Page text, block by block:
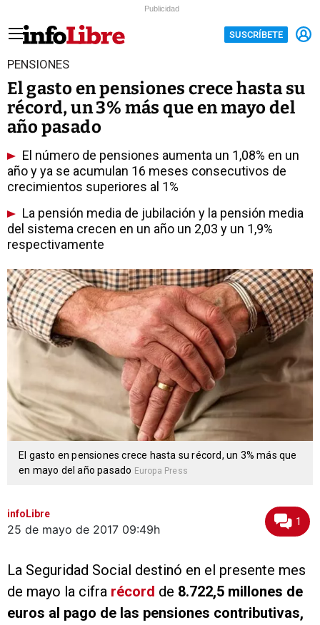
Publicidad
SUSCRÍBETE
PENSIONES
El gasto en pensiones crece hasta su
récord, un 3% más que en mayo del
año pasado
El número de pensiones aumenta un 1,08% en un
año y ya se acumulan 16 meses consecutivos de
crecimientos superiores al 1%
La pensión media de jubilación y la pensión media
del sistema crecen en un año un 2,03 y un 1,9%
respectivamente
El gasto en pensiones crece hasta su récord, un 3% más que
en mayo del año pasado Europa Press
infoLibre
25 de mayo de 2017 09:49h
1
La Seguridad Social destinó en el presente mes
de mayo la cifra récord de 8.722,5 millones de
euros al pago de las pensiones contributivas,